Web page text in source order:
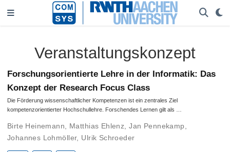
Veranstaltungskonzept
Forschungsorientierte Lehre in der Informatik: Das
Konzept der Research Focus Class
Die Förderung wissenschaftlicher Kompetenzen ist ein zentrales Ziel
kompetenzorientierter Hochschullehre. Forschendes Lernen gilt als …
Birte Heinemann Matthias Ehlenz ,Jan Pennekamp
Johannes Lohmöller, Ulrik Schroeder